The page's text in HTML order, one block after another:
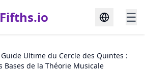
☰
Guide Ultime du Cercle des Quintes :
Bases de la Théorie Musicale